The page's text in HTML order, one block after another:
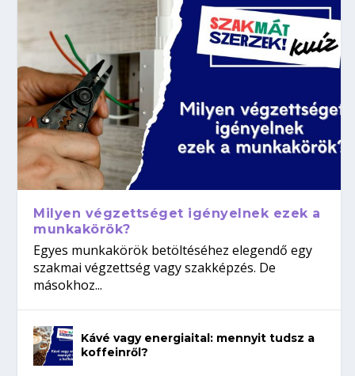
Milyen végzettséget igényelnek ezek a
munkakörök?
Egyes munkakörök betöltéséhez elegendő egy
szakmai végzettség vagy szakképzés. De
másokhoz...
Kávé vagy energiaital: mennyit tudsz a
koffeinről?